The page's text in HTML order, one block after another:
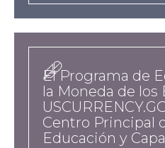
hreflangesvídeos-
a
news
El Programa de
la Moneda de los
Centro Principal
Educación y